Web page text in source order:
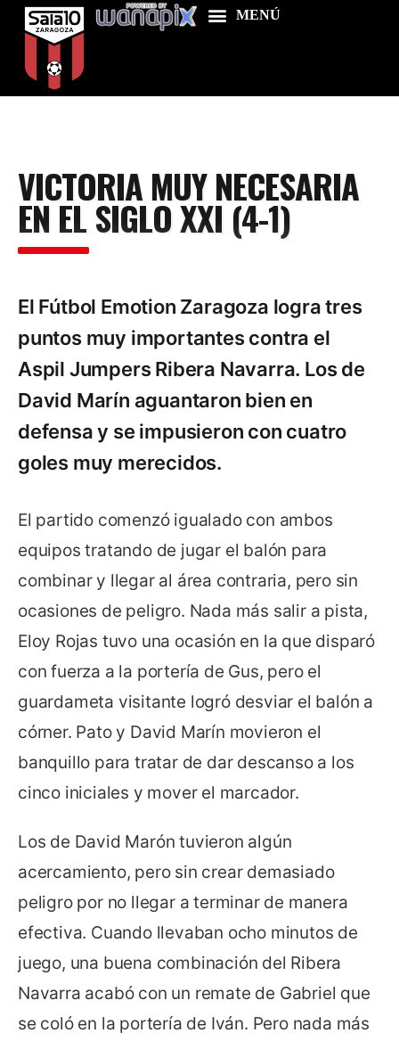
Food & Drink
Features
News
VICTORIA MUY NECESARIA
EN EL SIGLO XXI (4-1)
El Fútbol Emotion Zaragoza logra tres
puntos muy importantes contra el
Aspil Jumpers Ribera Navarra. Los de
David Marín aguantaron bien en
defensa y se impusieron con cuatro
goles muy merecidos.
El partido comenzó igualado con ambos
equipos tratando de jugar el balón para
combinar y llegar al área contraria, pero sin
ocasiones de peligro. Nada más salir a pista,
Eloy Rojas tuvo una ocasión en la que disparó
con fuerza a la portería de Gus, pero el
guardameta visitante logró desviar el balón a
córner. Pato y David Marín movieron el
banquillo para tratar de dar descanso a los
cinco iniciales y mover el marcador.
Los de David Marón tuvieron algún
acercamiento, pero sin crear demasiado
peligro por no llegar a terminar de manera
efectiva. Cuando llevaban ocho minutos de
juego, una buena combinación del Ribera
Navarra acabó con un remate de Gabriel que
se coló en la portería de Iván. Pero nada más